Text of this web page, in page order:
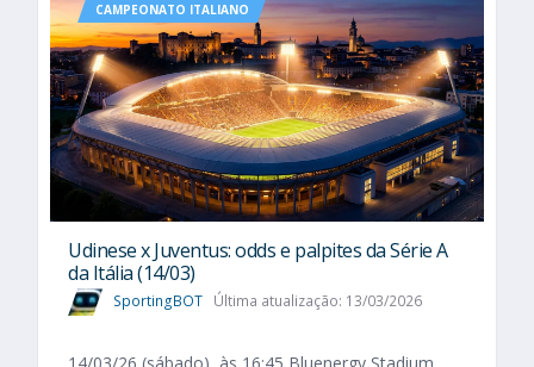
CAMPEONATO ITALIANO
Udinese x Juventus: odds e palpites da Série A
da Itália (14/03)
SportingBOT Última atualização: 13/03/2026